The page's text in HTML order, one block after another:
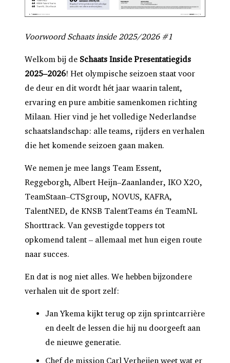
Voorwoord Schaats inside 2025/2026 #1
Welkom bij de Schaats Inside Presentatiegids
2025–2026! Het olympische seizoen staat voor
de deur en dit wordt hét jaar waarin talent,
ervaring en pure ambitie samenkomen richting
Milaan. Hier vind je het volledige Nederlandse
schaatslandschap: alle teams, rijders en verhalen
die het komende seizoen gaan maken.
We nemen je mee langs Team Essent,
Reggeborgh, Albert Heijn–Zaanlander, IKO X2O,
TeamStaan–CTSgroup, NOVUS, KAFRA,
TalentNED, de KNSB TalentTeams én TeamNL
Shorttrack. Van gevestigde toppers tot
opkomend talent – allemaal met hun eigen route
naar succes.
En dat is nog niet alles. We hebben bijzondere
verhalen uit de sport zelf:
Jan Ykema kijkt terug op zijn sprintcarrière
en deelt de lessen die hij nu doorgeeft aan
de nieuwe generatie.
Chef de mission CarlVerheijen weet wat er